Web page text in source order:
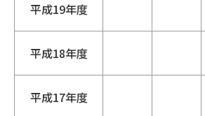
平成19年度
平成18年度
平成17年度